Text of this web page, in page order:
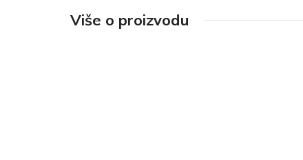
Više o proizvodu